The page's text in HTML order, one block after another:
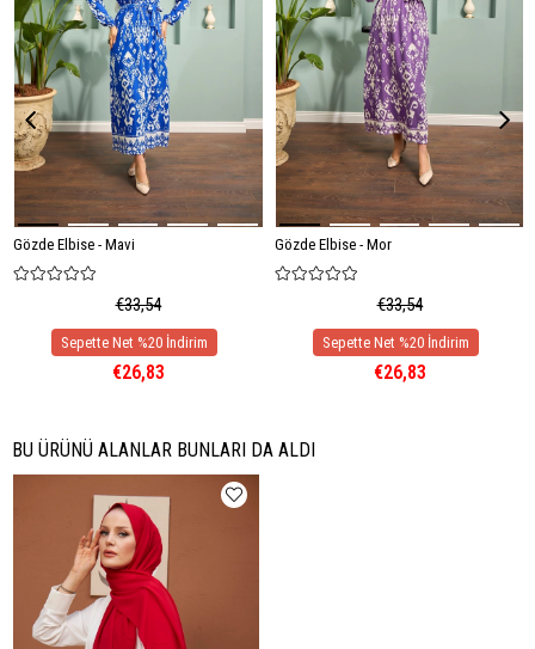
Gözde Elbise - Mavi
€33,54
€26,83
Gözde Elbise - Mor
€33,54
€26,83
BU ÜRÜNÜ ALANLAR BUNLARI DA ALDI